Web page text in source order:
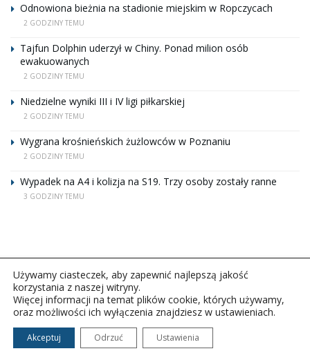
Odnowiona bieżnia na stadionie miejskim w Ropczycach
2 GODZINY TEMU
Tajfun Dolphin uderzył w Chiny. Ponad milion osób
ewakuowanych
2 GODZINY TEMU
Niedzielne wyniki III i IV ligi piłkarskiej
2 GODZINY TEMU
Wygrana krośnieńskich żużlowców w Poznaniu
2 GODZINY TEMU
Wypadek na A4 i kolizja na S19. Trzy osoby zostały ranne
3 GODZINY TEMU
Copyright © 2026Polskie Radio Rzeszów S.A. w likwidacj.
Wszelkie prawa zastrzeżone.
Używamy ciasteczek, aby zapewnić najlepszą jakość
korzystania z naszej witryny.
Więcej informacji na temat plików cookie, których używamy,
oraz możliwości ich wyłączenia znajdziesz w ustawieniach.
Akceptuj Odrzuć Ustawienia